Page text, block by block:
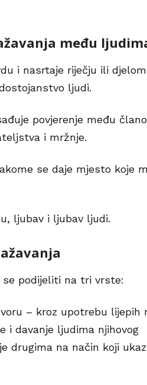
među
i nasrtaje riječju ili
ljudi.
povjerenje među
i mržnje.
se daje mjesto koje
ljubav i ljubav ljudi.
se podijeliti na tri vrste:
– kroz upotrebu lijepih
i davanje ljudima njihovog
drugima na način koji